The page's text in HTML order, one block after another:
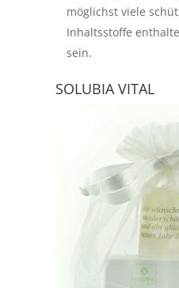
möglichst viele
Inhaltsstoffe
sein.
SOLUBIA VITAL